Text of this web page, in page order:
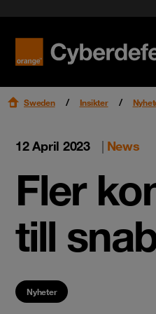
Karriär
Sweden Insikter
12 April 2023 | News
Fler
till
Nyheter